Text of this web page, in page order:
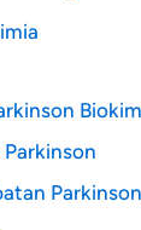
Parkinson